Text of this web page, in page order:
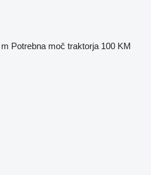
Potrebna moč traktorja 100 KM